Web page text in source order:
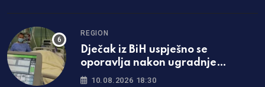
REGION
Dječak iz BiH uspješno se
oporavlja nakon ugradnje
vještačkog srca u Beogradu
10.08.2026 18:30